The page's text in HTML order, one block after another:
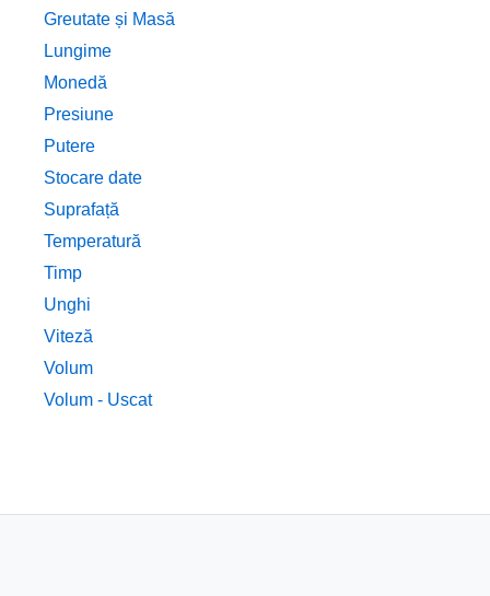
Greutate și Masă
Lungime
Monedă
Presiune
Putere
Stocare date
Suprafață
Temperatură
Timp
Unghi
Viteză
Volum
Volum - Uscat